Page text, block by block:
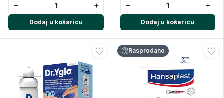
− +
Dodaj u košaricu
− +
Dodaj u košaricu
Rasprodano